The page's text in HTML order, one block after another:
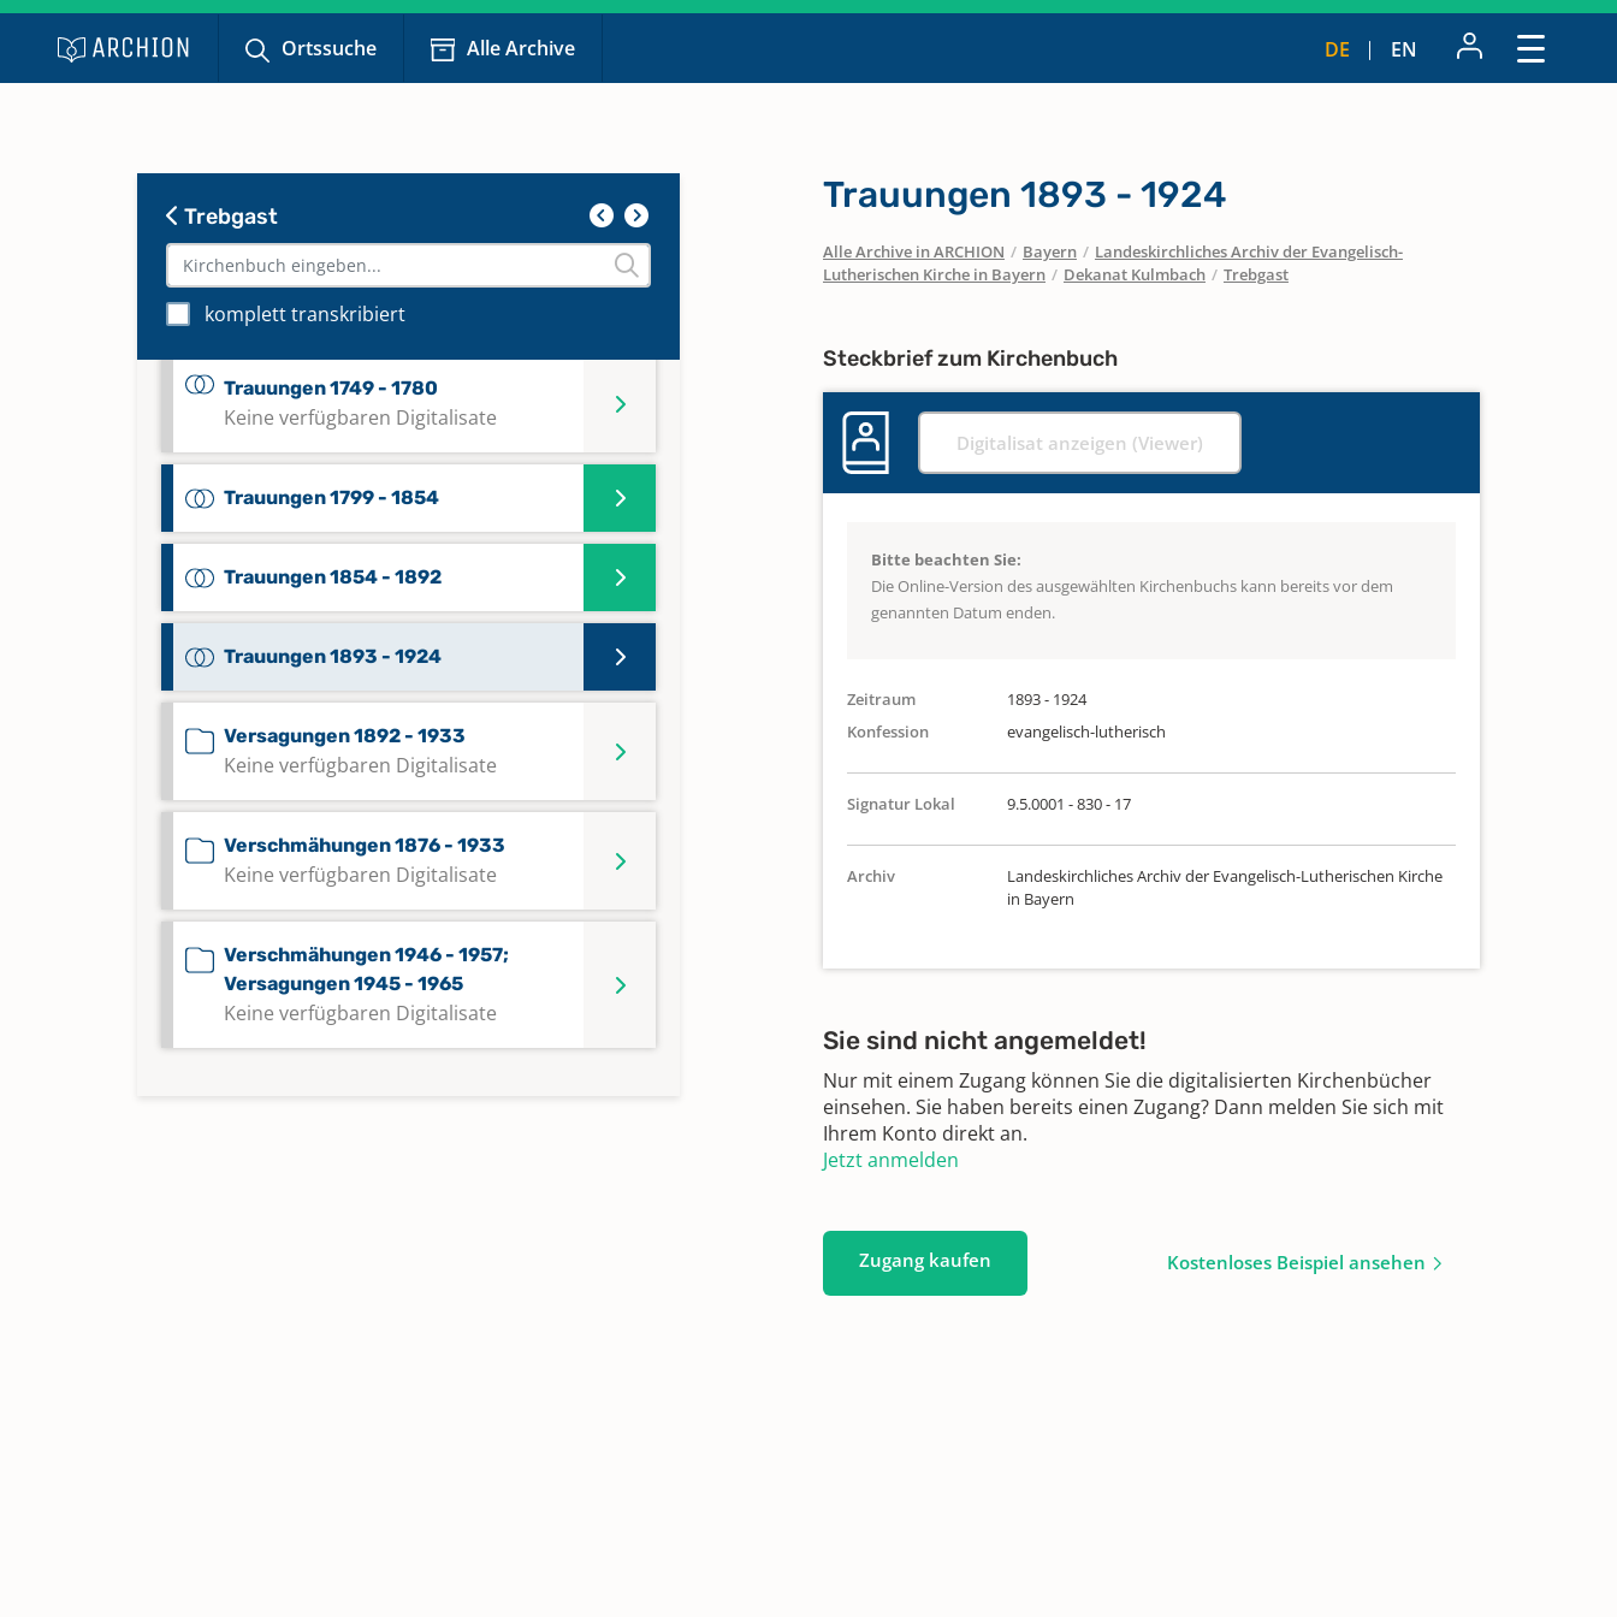
Ortssuche Alle Archive DE EN
Trebgast
komplett transkribiert
Taufen 1893 - 1907
Trauungen 1616 - 1729
Trauungen 1730 - 1799
Trauungen 1749 - 1780
Keine verfügbaren Digitalisate
Trauungen 1799 - 1854
Trauungen 1854 - 1892
Trauungen 1893 - 1924
Versagungen 1892 - 1933
Keine verfügbaren Digitalisate
Verschmähungen 1876 - 1933
Keine verfügbaren Digitalisate
Verschmähungen 1946 - 1957;
Versagungen 1945 - 1965
Keine verfügbaren Digitalisate
Trauungen 1893 - 1924
Alle Archive in ARCHION / Bayern / Landeskirchliches Archiv der Evangelisch-
Lutherischen Kirche in Bayern / Dekanat Kulmbach / Trebgast
Steckbrief zum Kirchenbuch
Digitalisat anzeigen (Viewer)
Bitte beachten Sie:
Die Online-Version des ausgewählten Kirchenbuchs kann bereits vor dem
genannten Datum enden.
Zeitraum
1893 - 1924
Konfession
evangelisch-lutherisch
Signatur Lokal 9.5.0001 - 830 - 17
Archiv
Landeskirchliches Archiv der Evangelisch-Lutherischen Kirche
in Bayern
Sie sind nicht angemeldet!
Nur mit einem Zugang können Sie die digitalisierten Kirchenbücher
einsehen. Sie haben bereits einen Zugang? Dann melden Sie sich mit
Ihrem Konto direkt an.
Jetzt anmelden
Zugang kaufen Kostenloses Beispiel ansehen